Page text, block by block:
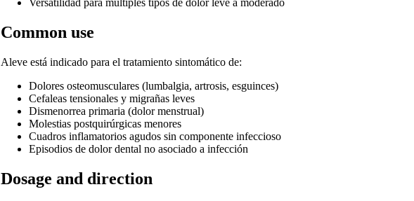
Common use
Aleve está indicado para el tratamiento sintomático de:
Dolores osteomusculares (lumbalgia, artrosis, esguinces)
Cefaleas tensionales y migrañas leves
Dismenorrea primaria (dolor menstrual)
Molestias postquirúrgicas menores
Cuadros inflamatorios agudos sin componente infeccioso
Episodios de dolor dental no asociado a infección
Dosage and direction